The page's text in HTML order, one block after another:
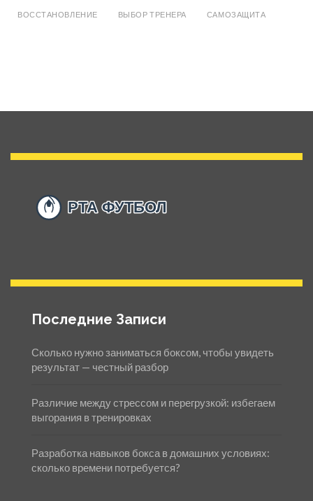
ВОССТАНОВЛЕНИЕ ВЫБОР ТРЕНЕРА САМОЗАЩИТА
Последние Записи
Сколько нужно заниматься боксом, чтобы увидеть
результат — честный разбор
Различие между стрессом и перегрузкой: избегаем
выгорания в тренировках
Разработка навыков бокса в домашних условиях:
сколько времени потребуется?